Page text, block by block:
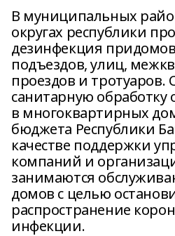
В муниципальных
округах республики
дезинфекция
подъездов, улиц,
проездов и тротуаров.
санитарную
в многоквартирных
бюджета Республики
качестве поддержки
компаний и
занимаются
домов с целью
распространение
инфекции.